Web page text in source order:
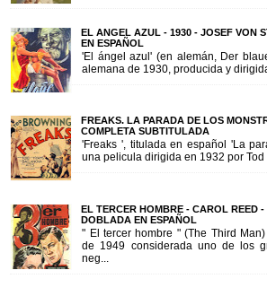
EL ANGEL AZUL - 1930 - JOSEF VON
EN ESPAÑOL
'El ángel azul' (en alemán, Der
alemana de 1930, producida y
FREAKS. LA PARADA DE LOS
COMPLETA SUBTITULADA
'Freaks ', titulada en español 'La
una pelicula dirigida en 1932 por
EL TERCER HOMBRE - CAROL REED
DOBLADA EN ESPAÑOL
" El tercer hombre " (The Third
de 1949 considerada uno de los
neg...